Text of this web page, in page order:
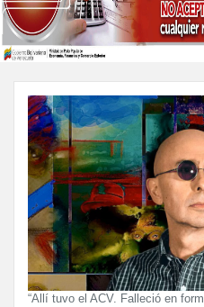
“Allí tuvo el ACV. Falleció en